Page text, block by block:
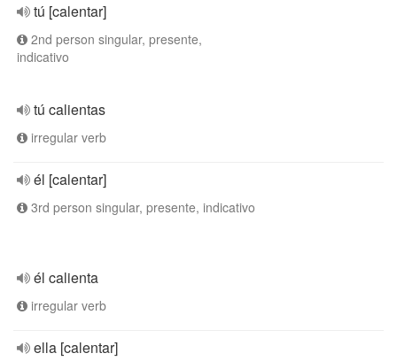
tú [calentar]
2nd person singular, presente,
indicativo
tú calientas
irregular verb
él [calentar]
3rd person singular, presente, indicativo
él calienta
irregular verb
ella [calentar]